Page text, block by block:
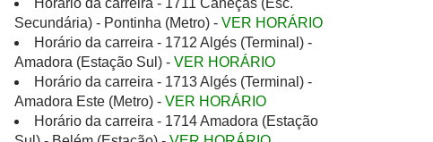
Horário da carreira - 1711 Caneças (Esc.
Secundária) - Pontinha (Metro) - VER HORÁRIO
Horário da carreira - 1712 Algés (Terminal) -
Amadora (Estação Sul) - VER HORÁRIO
Horário da carreira - 1713 Algés (Terminal) -
Amadora Este (Metro) - VER HORÁRIO
Horário da carreira - 1714 Amadora (Estação